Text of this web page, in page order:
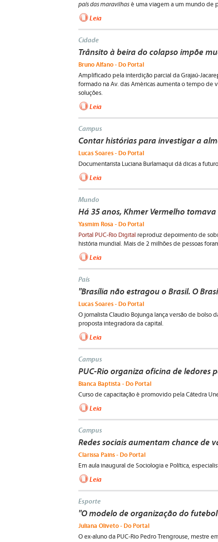
país das maravilhas é uma viagem a um mundo de
Leia
Cidade
Trânsito à beira do colapso impõe
Bruno Alfano - Do Portal
Amplificado pela interdição parcial da Grajaú-
formado na Av. das Américas aumenta o tempo de
soluções.
Leia
Campus
Contar histórias para investigar a
Lucas Soares - Do Portal
Documentarista Luciana Burlamaqui dá dicas a
Leia
Mundo
Há 35 anos, Khmer Vermelho
Yasmim Rosa - Do Portal
Portal PUC-Rio Digital reproduz depoimento de
história mundial. Mais de 2 milhões de pessoas
Leia
País
"Brasília não estragou o Brasil. O
Lucas Soares - Do Portal
O jornalista Claudio Bojunga lança versão de bolso
proposta integradora da capital.
Leia
Campus
PUC-Rio organiza oficina de ledores
Bianca Baptista - Do Portal
Curso de capacitação é promovido pela Cátedra
Leia
Campus
Redes sociais aumentam chance de
Clarissa Pains - Do Portal
Em aula inaugural de Sociologia e Política,
Leia
Esporte
"O modelo de organização do
Juliana Oliveto - Do Portal
O ex-aluno da PUC-Rio Pedro Trengrouse, mestre